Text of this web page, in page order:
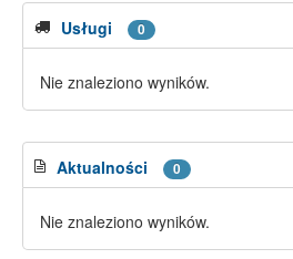
Usługi 0
Nie znaleziono wyników.
Aktualności 0
Nie znaleziono wyników.